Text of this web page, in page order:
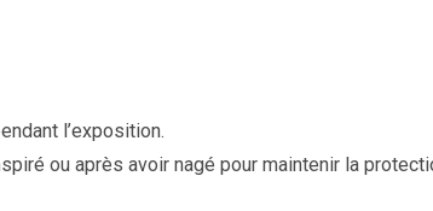
l’exposition.
ou après avoir nagé pour maintenir la